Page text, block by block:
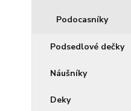
Podocasníky
Podsedlové dečky
Náušníky
Deky